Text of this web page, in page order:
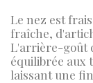
Le nez est
fraîche,
L'arrière-goût
équilibrée aux
laissant une